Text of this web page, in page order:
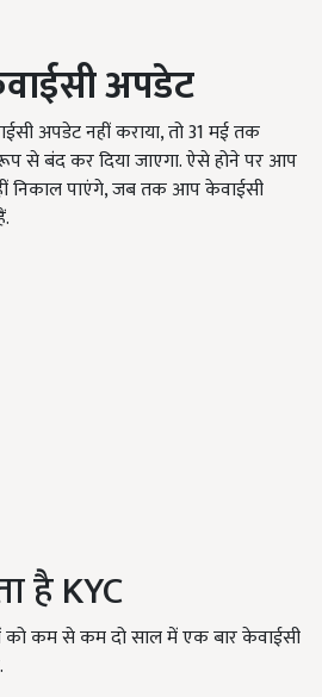
अपडेट
अपडेट नहीं कराया, तो 31 मई तक
से बंद कर दिया जाएगा. ऐसे होने पर आप
निकाल पाएंगे, जब तक आप केवाईसी
है KYC
को कम से कम दो साल में एक बार केवाईसी